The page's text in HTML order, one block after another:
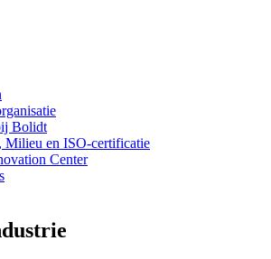
Bolidt
en ISO-certificatie
Center